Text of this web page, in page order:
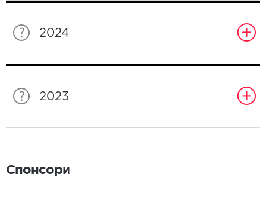
2024
2023
Спонсори